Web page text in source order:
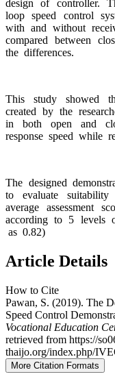
design of controller.
loop speed control
with and without
compared between
the differences.
This study showed
created by the
in both open and
response speed while
The designed
to evaluate
average assessment
according to 5 levels
as 0.82)
Article Details
How to Cite
Pawan, S. (2019). The
Speed Control
Vocational Education
retrieved from https://
thaijo.org/index.php/
More Citation Formats